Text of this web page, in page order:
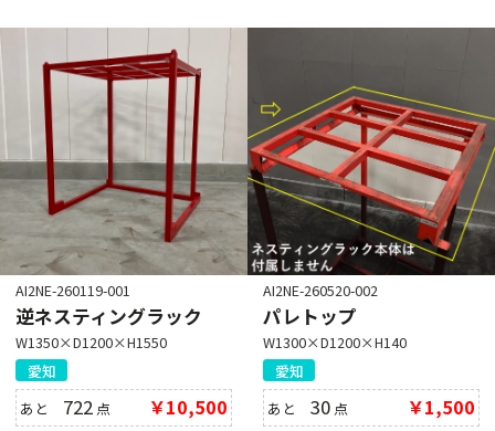
AI2NE-260119-001
逆ネスティングラック
W1350×D1200×H1550
愛知
あと 722 点 ￥10,500
AI2NE-260520-002
パレトップ
W1300×D1200×H140
愛知
あと30 点 ￥1,500